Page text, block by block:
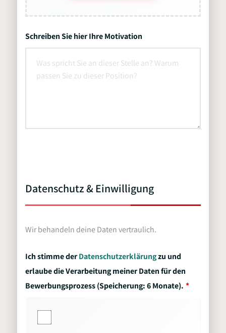
Schreiben Sie hier Ihre Motivation
Datenschutz & Einwilligung
Wir behandeln deine Daten vertraulich.
Ich stimme derDatenschutzerklärungzu und
erlaube die Verarbeitung meiner Daten für den
Bewerbungsprozess (Speicherung: 6 Monate).